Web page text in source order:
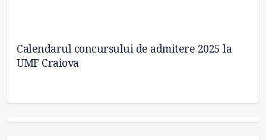
Calendarul concursului de admitere 2025 la
UMF Craiova